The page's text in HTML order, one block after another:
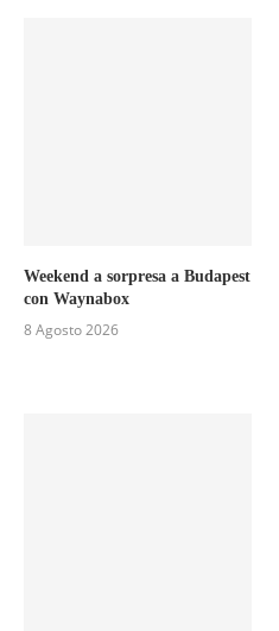
Weekend a sorpresa a Budapest
con Waynabox
8 Agosto 2026